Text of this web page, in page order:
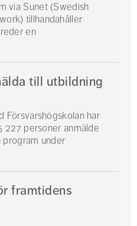
via Sunet (Swedish
tillhandahåller
en
till utbildning
Försvarshögskolan har
227 personer anmälde
program under
framtidens